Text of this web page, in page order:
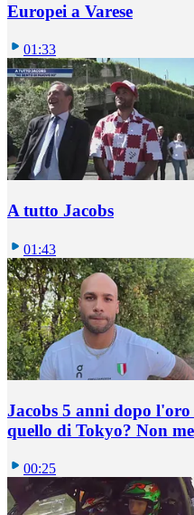
Europei a Varese
01:33
A tutto Jacobs
01:43
Jacobs 5 anni dopo
quello di Tokyo? Non
00:25